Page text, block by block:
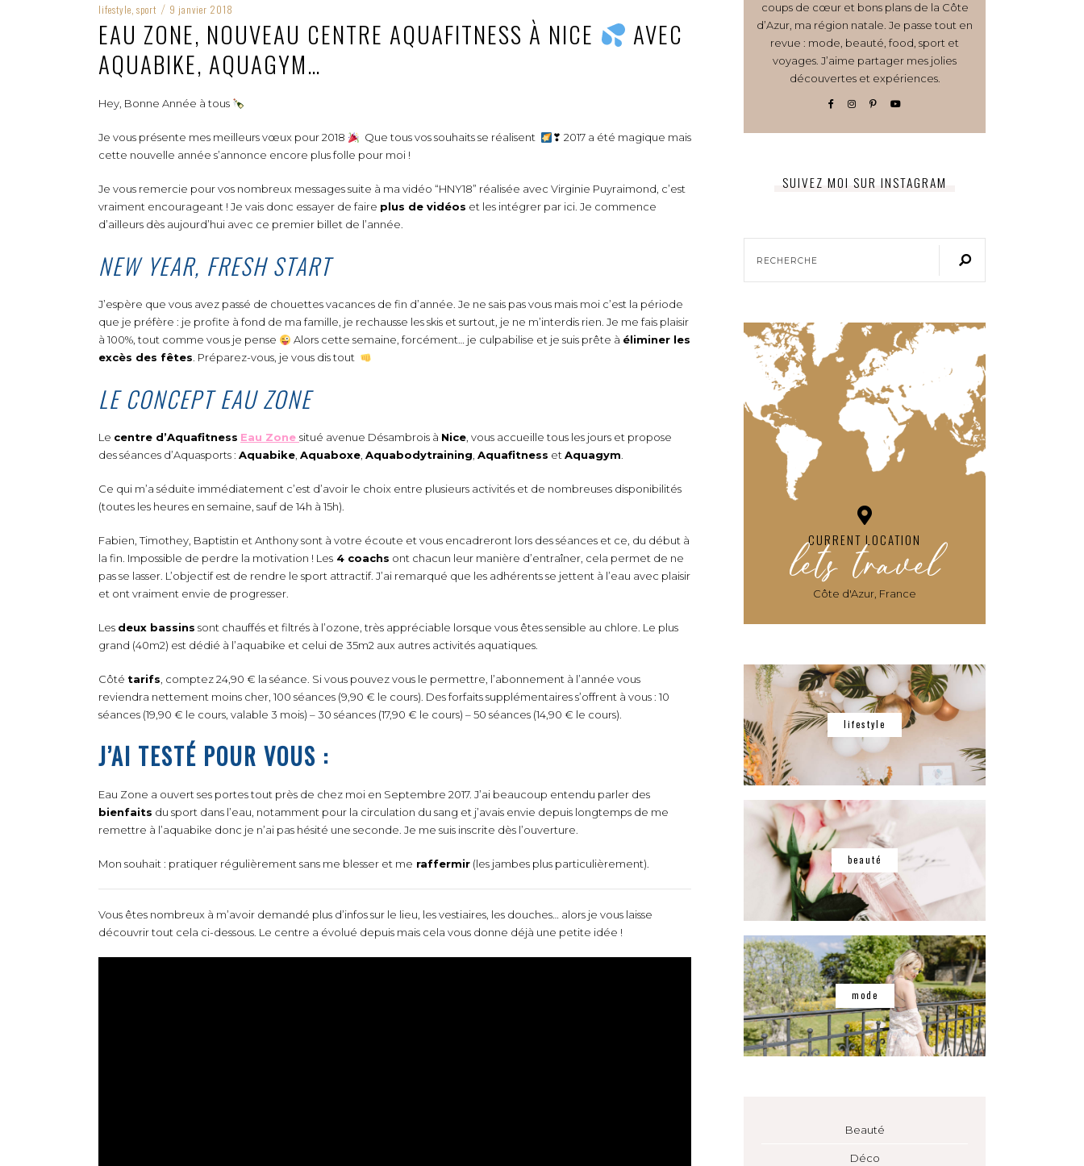
lifestyle, sport / 9 janvier 2018
EAU ZONE, NOUVEAU CENTRE AQUAFITNESS À NICE
AVEC
AQUABIKE, AQUAGYM…
Hey, Bonne Année à tous
Je vous présente mes meilleurs vœux pour 2018 Que tous vos souhaits se réalisent
❣ 2017 a été magique mais
cette nouvelle année s’annonce encore plus folle pour moi !
Je vous remercie pour vos nombreux messages suite à ma vidéo “HNY18” réalisée avec Virginie Puyraimond, c’est
vraiment encourageant ! Je vais donc essayer de faire plus de vidéos et les intégrer par ici. Je commence
d’ailleurs dès aujourd’hui avec ce premier billet de l’année.
NEW YEAR, FRESH START
J’espère que vous avez passé de chouettes vacances de fin d’année. Je ne sais pas vous mais moi c’est la période
que je préfère : je profite à fond de ma famille, je rechausse les skis et surtout, je ne m’interdis rien. Je me fais plaisir
à 100%, tout comme vous je pense
Alors cette semaine, forcément… je culpabilise et je suis prête à éliminer les
excès des fêtes. Préparez-vous, je vous dis tout
LE CONCEPT EAU ZONE
Le centre d’Aquafitness Eau Zone situé avenue Désambrois à Nice, vous accueille tous les jours et propose
des séances d’Aquasports : Aquabike, Aquaboxe, Aquabodytraining, Aquafitness etAquagym.
Ce qui m’a séduite immédiatement c’est d’avoir le choix entre plusieurs activités et de nombreuses disponibilités
(toutes les heures en semaine, sauf de 14h à 15h).
Fabien, Timothey, Baptistin et Anthony sont à votre écoute et vous encadreront lors des séances et ce, du début à
la fin. Impossible de perdre la motivation ! Les 4 coachs ont chacun leur manière d’entraîner, cela permet de ne
pas se lasser. L’objectif est de rendre le sport attractif. J’ai remarqué que les adhérents se jettent à l’eau avec plaisir
et ont vraiment envie de progresser.
Les deux bassins sont chauffés et filtrés à l’ozone, très appréciable lorsque vous êtes sensible au chlore. Le plus
grand (40m2) est dédié à l’aquabike et celui de 35m2 aux autres activités aquatiques.
Côté tarifs, comptez 24,90 € la séance. Si vous pouvez vous le permettre, l’abonnement à l’année vous
reviendra nettement moins cher, 100 séances (9,90 € le cours). Des forfaits supplémentaires s’offrent à vous : 10
séances (19,90 € le cours, valable 3 mois) – 30 séances (17,90 € le cours) – 50 séances (14,90 € le cours).
J’AI TESTÉ POUR VOUS :
Eau Zone a ouvert ses portes tout près de chez moi en Septembre 2017. J’ai beaucoup entendu parler des
bienfaits du sport dans l’eau, notamment pour la circulation du sang et j’avais envie depuis longtemps de me
remettre à l’aquabike donc je n’ai pas hésité une seconde. Je me suis inscrite dès l’ouverture.
Mon souhait : pratiquer régulièrement sans me blesser et me raffermir (les jambes plus particulièrement).
Vous êtes nombreux à m’avoir demandé plus d’infos sur le lieu, les vestiaires, les douches… alors je vous laisse
découvrir tout cela ci-dessous. Le centre a évolué depuis mais cela vous donne déjà une petite idée !
coups de cœur et bons plans de la Côte
d’Azur, ma région natale. Je passe tout en
revue : mode, beauté, food, sport et
voyages. J’aime partager mes jolies
découvertes et expériences.
SUIVEZ MOI SUR INSTAGRAM
CURRENT LOCATION
lets travel
Côte d'Azur, France
lifestyle
beauté
mode
Beauté
Déco